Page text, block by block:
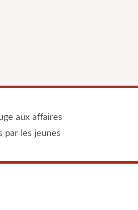
aux affaires
par les jeunes